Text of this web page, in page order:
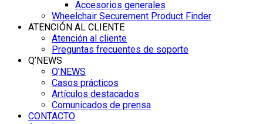
Accesorios generales
Wheelchair Securement Product Finder
ATENCIÓN AL CLIENTE
Atención al cliente
Preguntas frecuentes de soporte
Q’NEWS
Q’NEWS
Casos prácticos
Artículos destacados
Comunicados de prensa
CONTACTO